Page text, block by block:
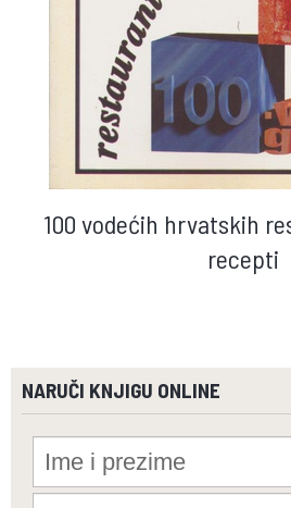
100 vodećih hrvatskih
recepti
NARUČI KNJIGU ONLINE